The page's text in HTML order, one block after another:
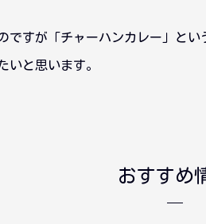
ですが「チャーハンカレー」と
いと思います。
おすすめ